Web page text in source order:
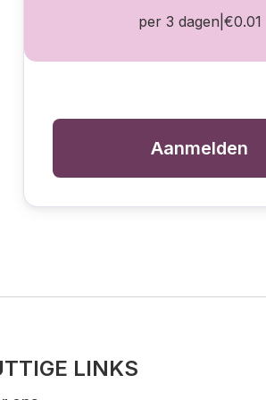
per 3 dagen €0.01
Aanmelden
LINKS